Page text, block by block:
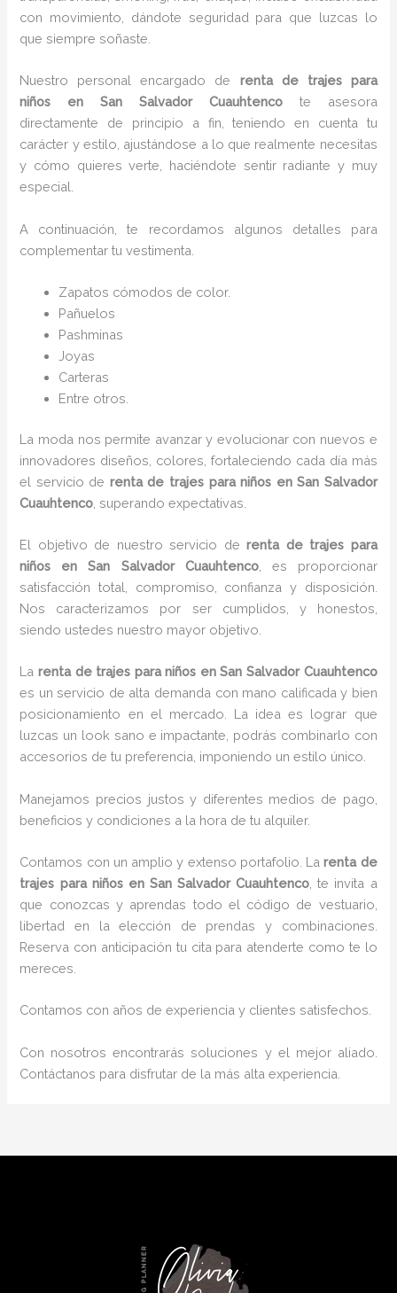
con movimiento, dándote seguridad para que luzcas lo
que siempre soñaste.
Nuestro personal encargado de renta de trajes para
niños en San Salvador Cuauhtencote asesora
directamente de principio a fin, teniendo en cuenta tu
carácter y estilo, ajustándose a lo que realmente necesitas
y cómo quieres verte, haciéndote sentir radiante y muy
especial.
A continuación, te recordamos algunos detalles para
complementar tu vestimenta.
Zapatos cómodos de color.
Pañuelos
Pashminas
Joyas
Carteras
Entre otros.
La moda nos permite avanzar y evolucionar con nuevos e
innovadores diseños, colores, fortaleciendo cada día más
el servicio de renta de trajes para niños en San Salvador
Cuauhtenco , superando expectativas.
El objetivo de nuestro servicio derenta de trajes para
niños
en San Salvador Cuauhtenco, es proporcionar
satisfacción total, compromiso, confianza y disposición.
Nos caracterizamos por ser cumplidos, y honestos,
siendo ustedes nuestro mayor objetivo.
Larenta de trajes para niños en San Salvador Cuauhtenco
es un servicio de alta demanda con mano calificada y bien
posicionamiento en el mercado. La idea es lograr que
luzcas un look sano e impactante, podrás combinarlo con
accesorios de tu preferencia, imponiendo un estilo único.
Manejamos precios justos y diferentes medios de pago,
beneficios y condiciones a la hora de tu alquiler.
Contamos con un amplio y extenso portafolio. Larenta de
trajes para niños en San Salvador Cuauhtenco , te invita a
que conozcas y aprendas todo el código de vestuario,
libertad en la elección de prendas y combinaciones.
Reserva con anticipación tu cita para atenderte como te lo
mereces.
Contamos con años de experiencia y clientes satisfechos.
Con nosotros encontrarás soluciones y el mejor aliado.
Contáctanos para disfrutar de la más alta experiencia.